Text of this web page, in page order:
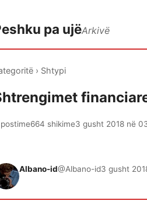
pa ujëArkivë
› Shtypi
664 shikime3 gusht 2018 në
Albano-id@Albano-id3 gusht